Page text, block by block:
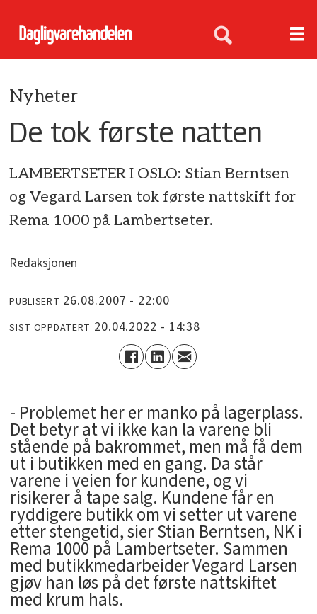
Nyheter
De tok første natten
LAMBERTSETER I OSLO: Stian Berntsen
og Vegard Larsen tok første nattskift for
Rema 1000 på Lambertseter.
Redaksjonen
PUBLISERT 26.08.2007 - 22:00
SIST OPPDATERT 20.04.2022 - 14:38
- Problemet her er manko på lagerplass.
Det betyr at vi ikke kan la varene bli
stående på bakrommet, men må få dem
ut i butikken med en gang. Da står
varene i veien for kundene, og vi
risikerer å tape salg. Kundene får en
ryddigere butikk om vi setter ut varene
etter stengetid, sier Stian Berntsen, NK i
Rema 1000 på Lambertseter. Sammen
med butikkmedarbeider Vegard Larsen
gjøv han løs på det første nattskiftet
med krum hals.